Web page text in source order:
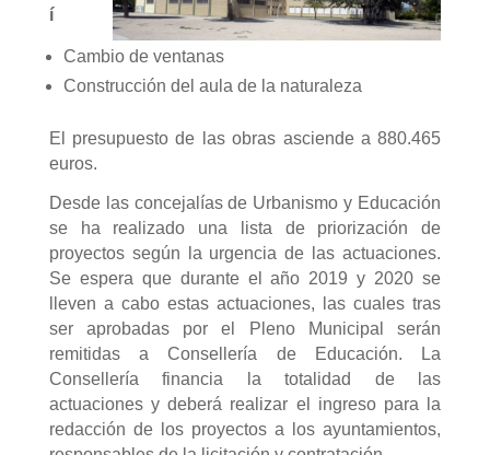
í
Cambio de ventanas
Construcción del aula de la naturaleza
El presupuesto de las obras asciende a 880.465
euros.
Desde las concejalías de Urbanismo y Educación
se ha realizado una lista de priorización de
proyectos según la urgencia de las actuaciones.
Se espera que durante el año 2019 y 2020 se
lleven a cabo estas actuaciones, las cuales tras
ser aprobadas por el Pleno Municipal serán
remitidas a Consellería de Educación. La
Consellería financia la totalidad de las
actuaciones y deberá realizar el ingreso para la
redacción de los proyectos a los ayuntamientos,